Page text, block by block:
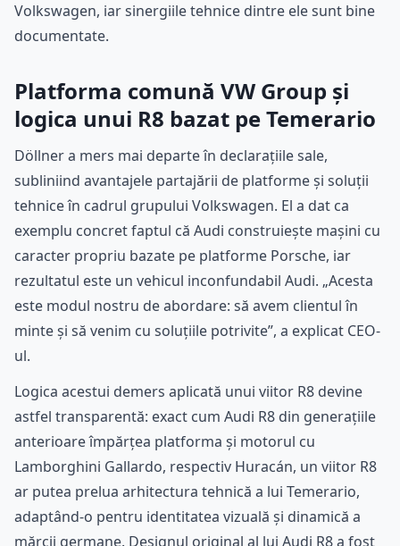
Volkswagen, iar sinergiile tehnice dintre ele sunt bine
documentate.
Platforma comună VW Group și
logica unui R8 bazat pe Temerario
Döllner a mers mai departe în declarațiile sale,
subliniind avantajele partajării de platforme și soluții
tehnice în cadrul grupului Volkswagen. El a dat ca
exemplu concret faptul că Audi construiește mașini cu
caracter propriu bazate pe platforme Porsche, iar
rezultatul este un vehicul inconfundabil Audi. „Acesta
este modul nostru de abordare: să avem clientul în
minte și să venim cu soluțiile potrivite”, a explicat CEO-
ul.
Logica acestui demers aplicată unui viitor R8 devine
astfel transparentă: exact cum Audi R8 din generațiile
anterioare împărțea platforma și motorul cu
Lamborghini Gallardo, respectiv Huracán, un viitor R8
ar putea prelua arhitectura tehnică a lui Temerario,
adaptând-o pentru identitatea vizuală și dinamică a
mărcii germane. Designul original al lui Audi R8 a fost